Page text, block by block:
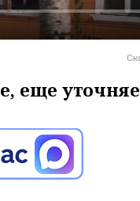
еще